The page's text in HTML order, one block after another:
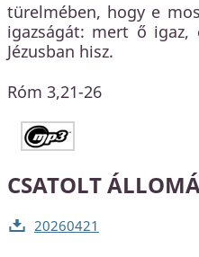
türelmében, hogy e
igazságát: mert ő igaz,
Jézusban hisz.
Róm 3,21-26
CSATOLT
20260421